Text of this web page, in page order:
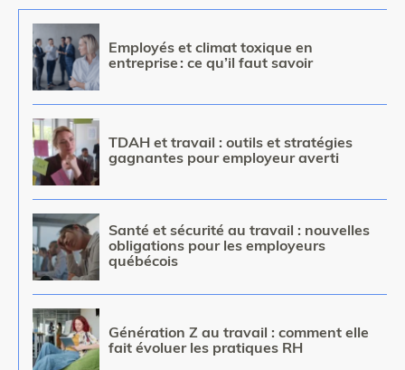
Image
Employés et climat toxique en
entreprise : ce qu’il faut savoir
Image
TDAH et travail : outils et stratégies
gagnantes pour employeur averti
Image
Santé et sécurité au travail : nouvelles
obligations pour les employeurs
québécois
Image
Génération Z au travail : comment elle
fait évoluer les pratiques RH